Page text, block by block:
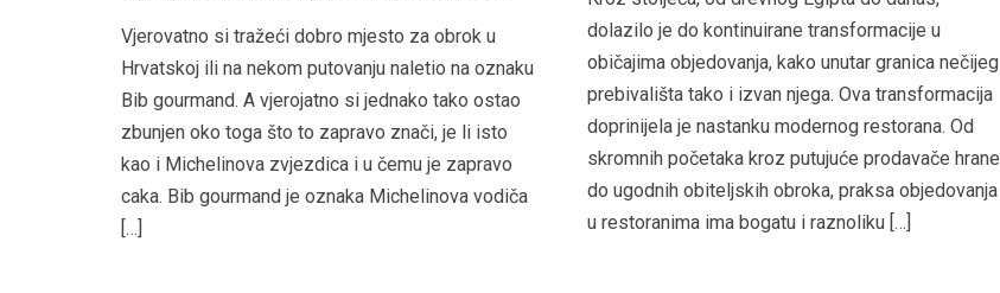
Vjerovatno si tražeći dobro mjesto za obrok u
Hrvatskoj ili na nekom putovanju naletio na oznaku
Bib gourmand. A vjerojatno si jednako tako ostao
zbunjen oko toga što to zapravo znači, je li isto
kao i Michelinova zvjezdica i u čemu je zapravo
caka. Bib gourmand je oznaka Michelinova vodiča
[…]
dolazilo je do kontinuirane transformacije u
običajima objedovanja, kako unutar granica nečijeg
prebivališta tako i izvan njega. Ova transformacija
doprinijela je nastanku modernog restorana. Od
skromnih početaka kroz putujuće prodavače hrane
do ugodnih obiteljskih obroka, praksa objedovanja
u restoranima ima bogatu i raznoliku […]